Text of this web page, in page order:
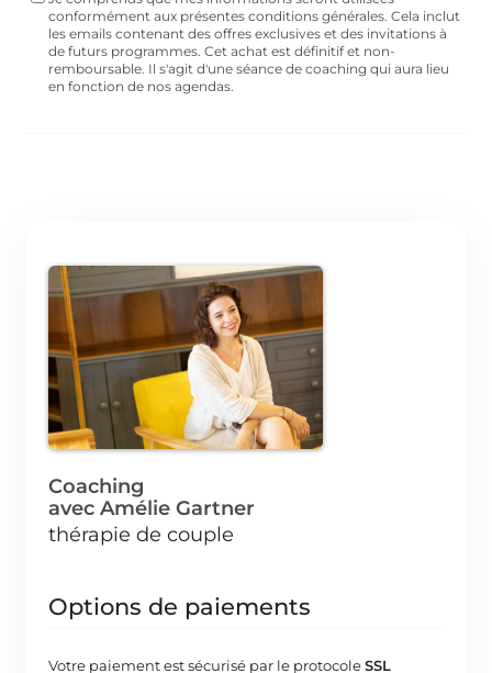
conformément aux présentes conditions générales. Cela inclut
les emails contenant des offres exclusives et des invitations à
de futurs programmes. Cet achat est définitif et non-
remboursable. Il s'agit d'une séance de coaching qui aura lieu
en fonction de nos agendas.
Coaching
avec Amélie Gartner
thérapie de couple
Options de paiements
Votre paiement est sécurisé par le protocoleSSL